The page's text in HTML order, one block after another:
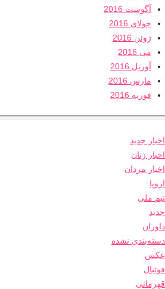
آگوست 2016
جولای 2016
ژوئن 2016
می 2016
آوریل 2016
مارس 2016
فوریه 2016
اخبار جدید
اخبار زنان
اخبار مردان
اروپا
تیم ملی
جدید
داوران
دسته‌بندی نشده
عکس
فوتبال
قهرمانی